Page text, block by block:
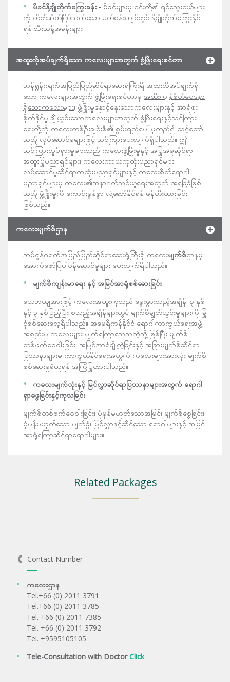
မိခင်နို့ချိုတိုက်ကြွေးခန်း- မိခင်များမှ ၎င်းတို့၏ ရင်သွေးငယ်များ
ကို တိတ်ဆိတ်ငြိမ်သက်သော ပတ်ဝန်းကျင်တွင် နို့ချိုတိုက်ကြွေးနိုင်
ရန် သီးသန့်အခန်းများ
အထူးလိုအပ်ချက်ရှိသော ကလေးများအတွက် ဖွံ့ဖြိုးရေးစင်တာ
ဘန်ရွန်ဂရက်အပြည်ပြည်ဆိုင်ရာဆေးရုံကြီးရှိ အထူးလိုအပ်ချက်ရှိ
သော ကလေးများအတွက် ဖွံ့ဖြိုးရေးစင်တာမှ အထီးကျန်စိတ်ဝေဒနာ
ရှိသောကလေးများ၊ ဖွံ့ဖြိုးမှုနှောင့်နှေးသောကလေးများနှင့် အာရုံစူး
စိုက်နိုင်မှု ချို့ယွင်းသောကလေးများအတွက် ဖွံ့ဖြိုးရေးနှင့်သင်ကြား
ရေးတို့ကို ကလေးတစ်ဦးချင်းစီ၏ စွမ်းရည်ပေါ်မူတည်၍ သင့်တော်
သည့် လုပ်ဆောင်မှုများဖြင့် သင်ကြားပေးလျက်ရှိပါသည်။ ဤ
သင်ကြားလှုပ်ရှားမှုများသည် ကလေးဖွံ့ဖြိုးမှုနှင့် အပြုအမူဆိုင်ရာ
အထူးပြုပညာရှင်များ၊ ကလေးကာယကုထုံးပညာရှင်များ၊
လုပ်ဆောင်မှုဆိုင်ရာကုထုံးပညာရှင်များနှင့် ကလေးစိတ်ရောဂါ
ပညာရှင်များမှ ကလေး၏အနာဂတ်သင်ယူရေးအတွက် အခြေခံဖြစ်
သည့် ဖွံ့ဖြိုးမှုကို ကောင်းမွန်စွာ လှုံ့ဆော်နိုင်ရန် ဖန်တီးထားခြင်း
ဖြစ်သည်။
ကလေးမျက်စိဌာန
ဘမ်ရွန်ဂရက်အပြည်ပြည်ဆိုင်ရာဆေးရုံကြီးရှိ ကလေးမျက်စိဌာနမှ
အောက်ဖော်ပြပါဝန်ဆောင်မှုများ ပေးလျက်ရှိပါသည်။
မျက်စိကျန်းမာရေး နှင့် အမြင်အာရုံစစ်ဆေးခြင်း
ယေဘုယျအားဖြင့် ကလေးအထူးကုသည် မွေးဖွားသည့်အချိန်၊ ၃ နှစ်
နှင့် ၃ နှစ်ပြည့်ပြီး စသည့်အချိန်များတွင် မျက်စိချွတ်ယွင်းမှုများကို ခြုံ
ငုံစစ်ဆေးလေ့ရှိပါသည်။ အမေရိကန်နိုင်ငံ ရောဂါကာကွယ်ရေးအဖွဲ့
အစည်းမှ ကလေးများ မျက်ကြောသေသကဲ့သို့ဖြစ်ပြီး မျက်စိ
တစ်ဖက်ဝေဝါးခြင်း၊ အမြင်အာရုံချို့တဲ့ခြင်းနှင့် အခြားမျက်စိဆိုင်ရာ
ပြဿနာများမှ ကာကွယ်နိုင်ရေးအတွက် ကလေးများအားလုံး မျက်စိ
စစ်ဆေးမှုခံယူရန် အကြံပြုထားပါသည်။
ကလေးမျက်လုံးနှင့် မြင်လွှာဆိုင်ရာပြဿနာများအတွက် ရောဂါ
ရှာဖွေခြင်းနှင့်ကုသခြင်း
မျက်စိတစ်ဖက်ဝေဝါးခြင်း၊ ပုံမှန်မဟုတ်သောအမြင်၊ မျက်စိစွေခြင်း၊
ပုံမှန်မဟုတ်သော မျက်ခွံ၊ မြင်လွှာနှင့်ဆိုင်သော ရောဂါများနှင့် အမြင်
အာရုံကြောဆိုင်ရာရောဂါများ။
Related Packages
Contact Number
ကလေးဌာန
Tel.+66 (0) 2011 3791
Tel.+66 (0) 2011 3785
Tel. +66 (0) 2011 7385
Tel. +66 (0) 2011 3792
Tel. +9595105105
Tele-Consultation with DoctorClick